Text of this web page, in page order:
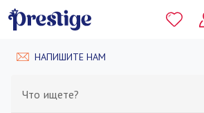
НАПИШИТЕ НАМ
Что ищете?